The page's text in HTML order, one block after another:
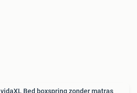
vidaXL Bed boxspring zonder matras